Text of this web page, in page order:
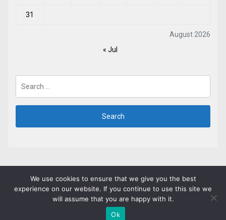
August 2026
31
« Jul
for:
www.jairolibreros.comTheme: Jumla by
Themeinwp
We use cookies to ensure that we give you the best
experience on our website. If you continue to use this site we
will assume that you are happy with it.
Ok